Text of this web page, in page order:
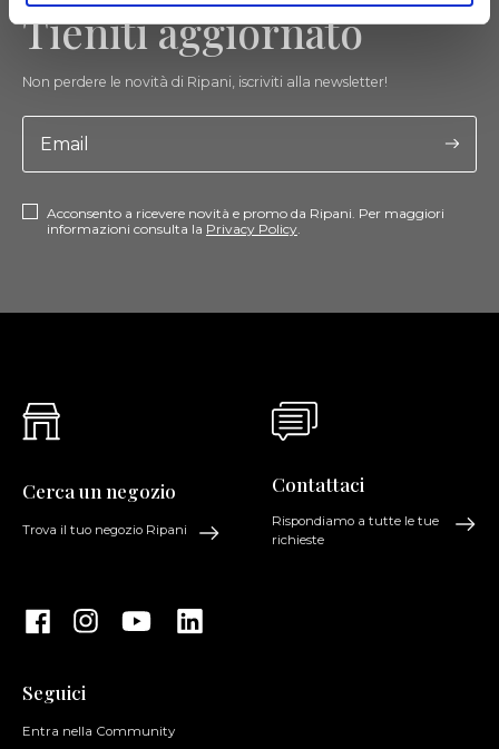
Tieniti aggiornato
Non perdere le novità di Ripani, iscriviti alla newsletter!
Acconsento a ricevere novità e promo da Ripani. Per maggiori
informazioni consulta la Privacy Policy
Cerca un negozio
Trova il tuo negozio Ripani
Seguici
Entra nella Community
Contattaci
Rispondiamo a tutte le tue
richieste